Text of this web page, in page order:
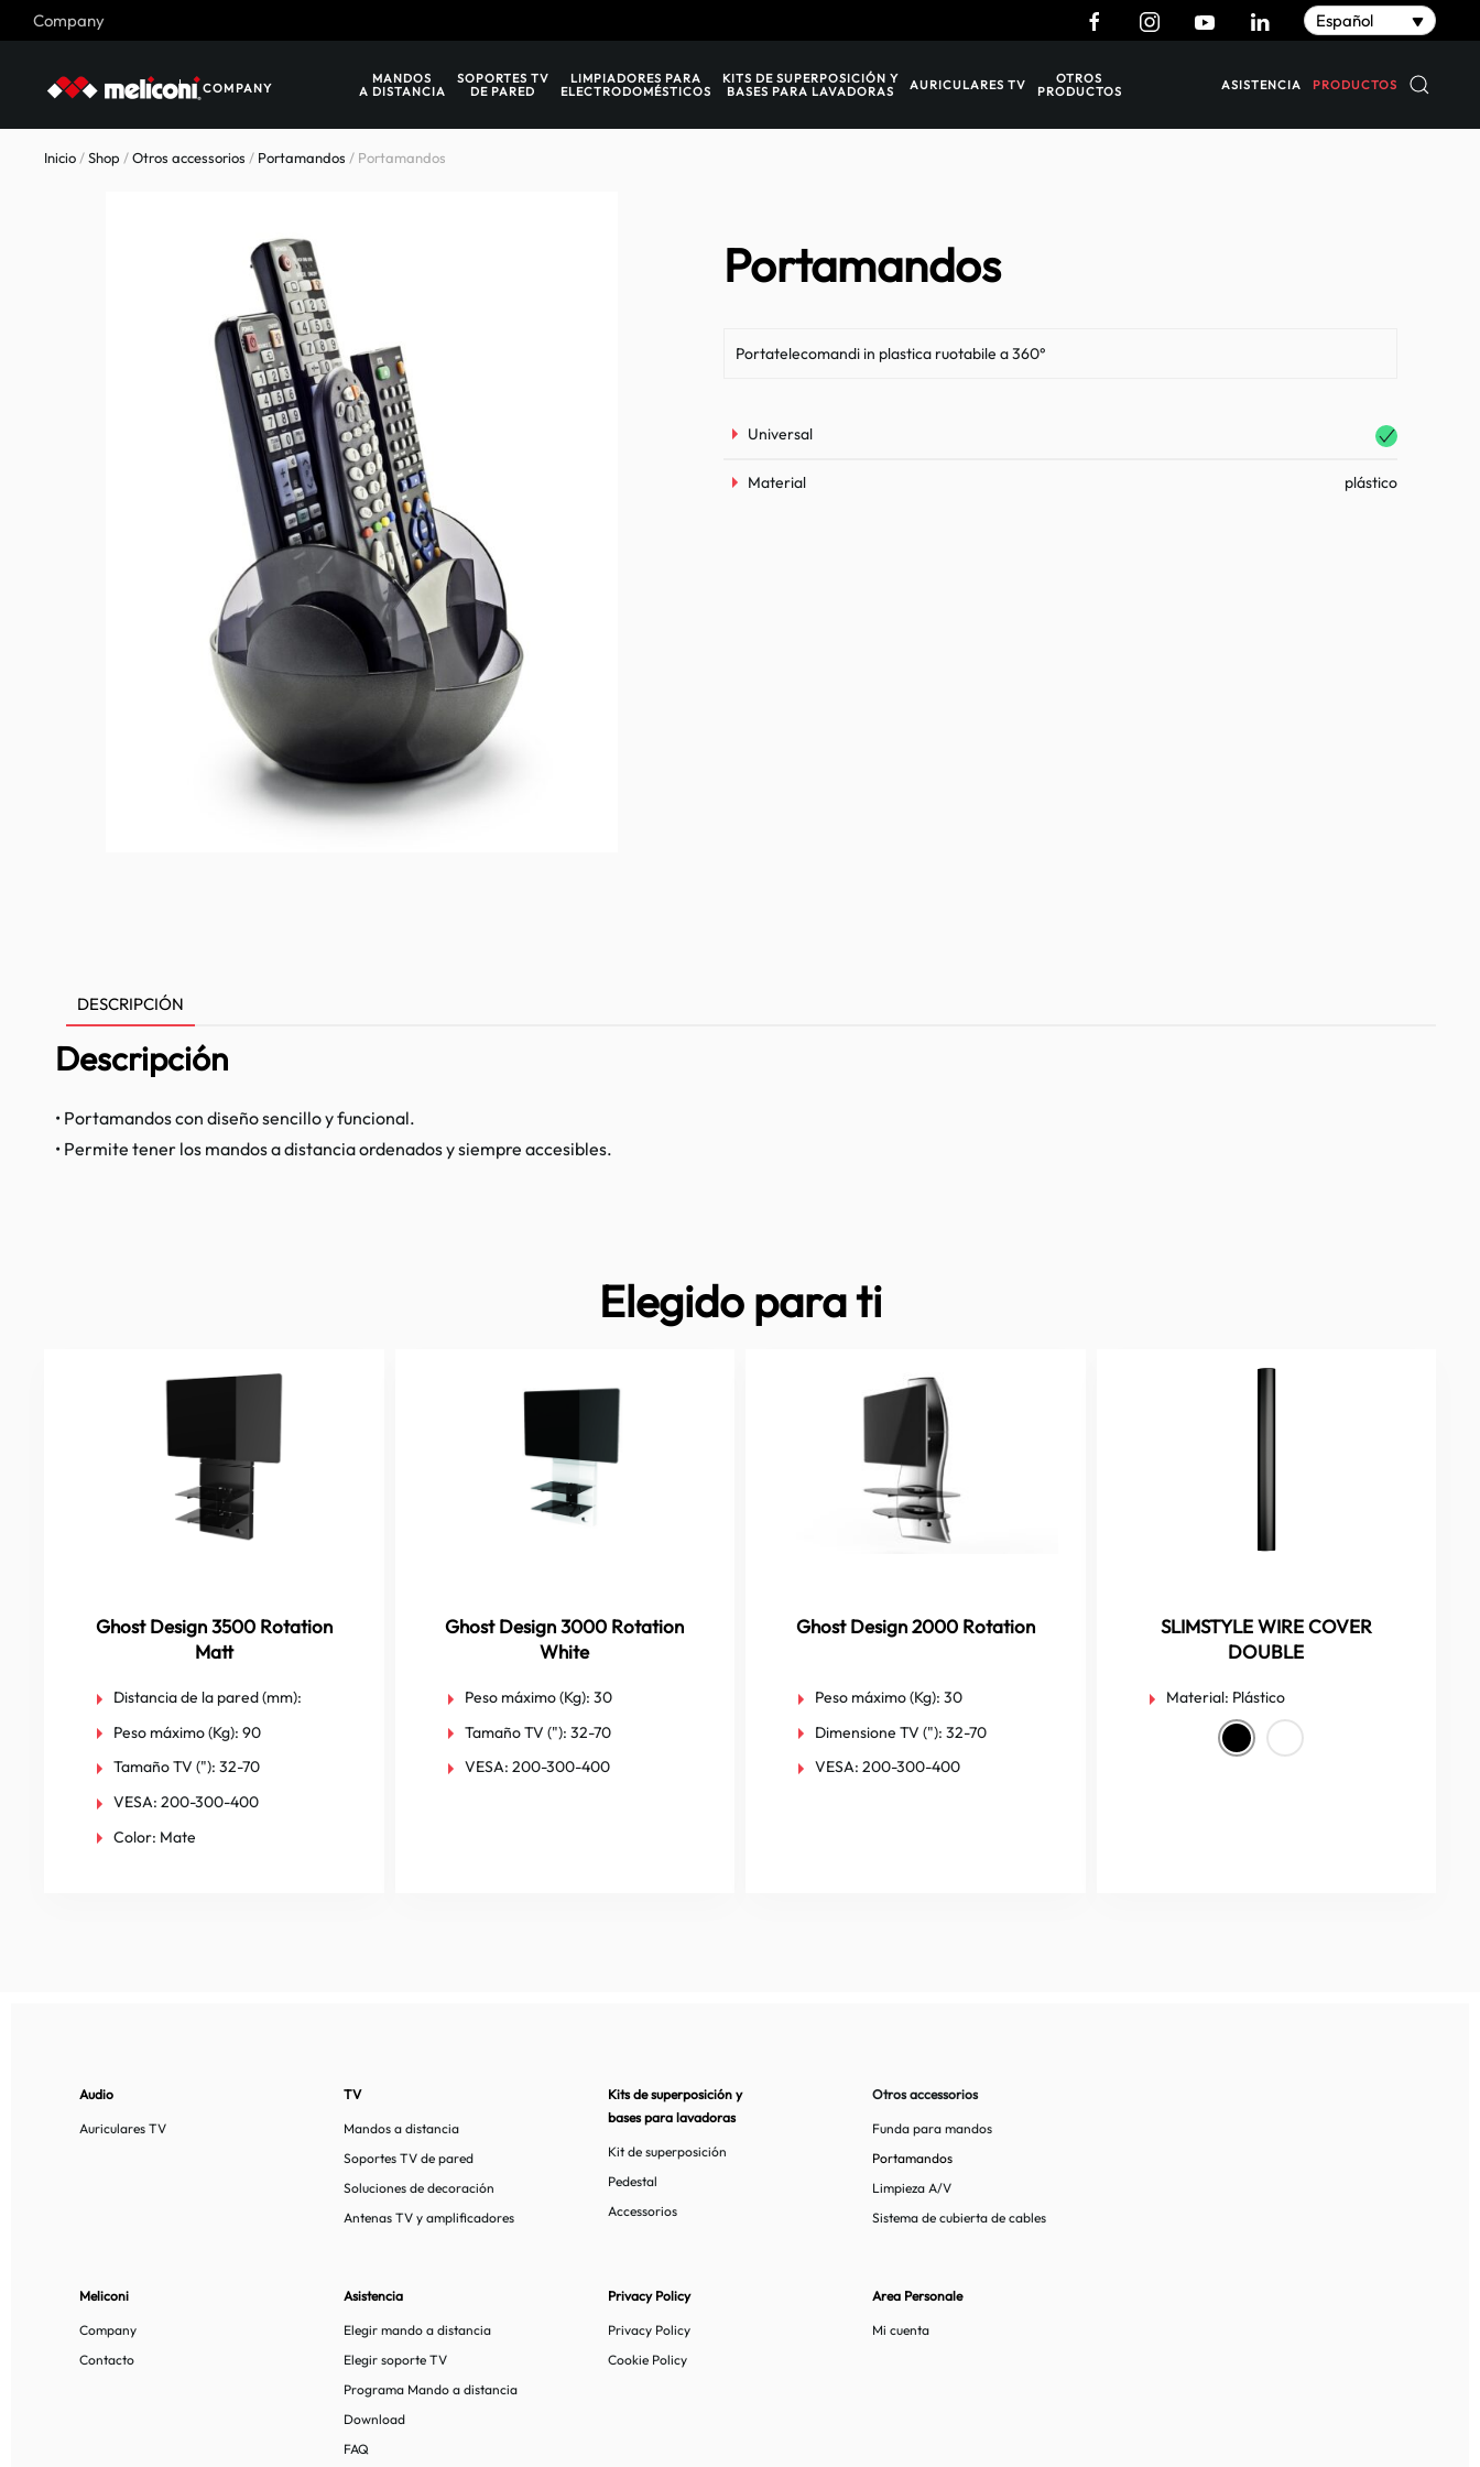
Company Español
COMPANY
MANDOS
A DISTANCIA
SOPORTES TV
DE PARED
LIMPIADORES PARA
ELECTRODOMÉSTICOS
KITS DE SUPERPOSICIÓN Y
BASES PARA LAVADORAS
AURICULARES TV
OTROS
PRODUCTOS
ASISTENCIA PRODUCTOS
Inicio /Shop /Otros accessorios / Portamandos / Portamandos
Portamandos
Portatelecomandi in plastica ruotabile a 360°
Universal
Material plástico
DESCRIPCIÓN
Descripción
• Portamandos con diseño sencillo y funcional.
• Permite tener los mandos a distancia ordenados y siempre accesibles.
Elegido para ti
Ghost Design 3500 Rotation
Matt
Distancia de la pared (mm):
Peso máximo (Kg): 90
Tamaño TV ("): 32-70
VESA: 200-300-400
Color: Mate
Ghost Design 3000 Rotation
White
Peso máximo (Kg): 30
Tamaño TV ("): 32-70
VESA: 200-300-400
Ghost Design 2000 Rotation
Peso máximo (Kg): 30
Dimensione TV ("): 32-70
VESA: 200-300-400
SLIMSTYLE WIRE COVER
DOUBLE
Material: Plástico
Audio
Auriculares TV
TV
Mandos a distancia
Soportes TV de pared
Soluciones de decoración
Antenas TV y amplificadores
Kits de superposición y
bases para lavadoras
Kit de superposición
Pedestal
Accessorios
Otros accessorios
Funda para mandos
Portamandos
Limpieza A/V
Sistema de cubierta de cables
Meliconi
Company
Contacto
Asistencia
Elegir mando a distancia
Elegir soporte TV
Programa Mando a distancia
Download
FAQ
Privacy Policy
Privacy Policy
Cookie Policy
Area Personale
Mi cuenta